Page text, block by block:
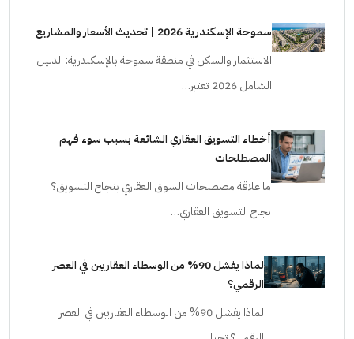
سموحة الإسكندرية 2026 | تحديث الأسعار والمشاريع
الاستثمار والسكن في منطقة سموحة بالإسكندرية: الدليل
الشامل 2026 تعتبر…
أخطاء التسويق العقاري الشائعة بسبب سوء فهم
المصطلحات
ما علاقة مصطلحات السوق العقاري بنجاح التسويق؟
نجاح التسويق العقاري…
لماذا يفشل 90% من الوسطاء العقاريين في العصر
الرقمي؟
لماذا يفشل 90% من الوسطاء العقاريين في العصر